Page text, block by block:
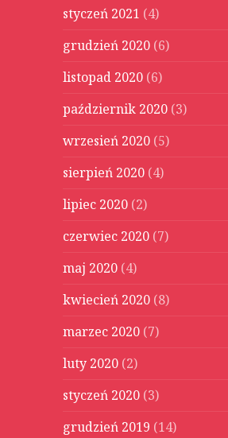
styczeń 2021 (4)
grudzień 2020 (6)
listopad 2020 (6)
październik 2020 (3)
wrzesień 2020 (5)
sierpień 2020 (4)
lipiec 2020 (2)
czerwiec 2020 (7)
maj 2020 (4)
kwiecień 2020 (8)
marzec 2020 (7)
luty 2020 (2)
styczeń 2020 (3)
grudzień 2019 (14)